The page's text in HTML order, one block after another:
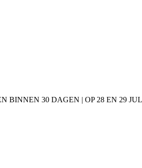
BINNEN 30 DAGEN | OP 28 EN 29